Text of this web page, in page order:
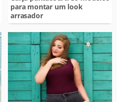
para montar um look
arrasador